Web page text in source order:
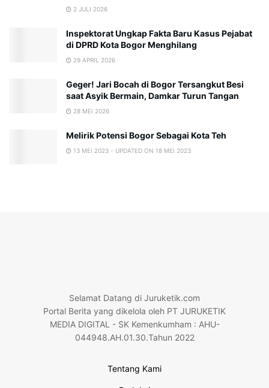
2 JULI 2026
Inspektorat Ungkap Fakta Baru Kasus Pejabat
di DPRD Kota Bogor Menghilang
29 APRIL 2026
Geger! Jari Bocah di Bogor Tersangkut Besi
saat Asyik Bermain, Damkar Turun Tangan
28 MEI 2026
Melirik Potensi Bogor Sebagai Kota Teh
13 MEI 2023 - UPDATED ON 18 MEI 2023
Selamat Datang di Juruketik.com
Portal Berita yang dikelola oleh PT JURUKETIK
MEDIA DIGITAL - SK Kemenkumham : AHU-
044948.AH.01.30.Tahun 2022
Tentang Kami